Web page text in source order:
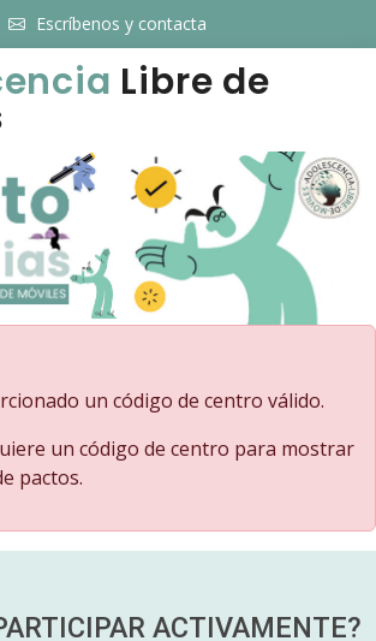
Escríbenos y contacta
Libre de
un código de centro válido.
un código de centro para mostrar
pactos.
ACTIVAMENTE?